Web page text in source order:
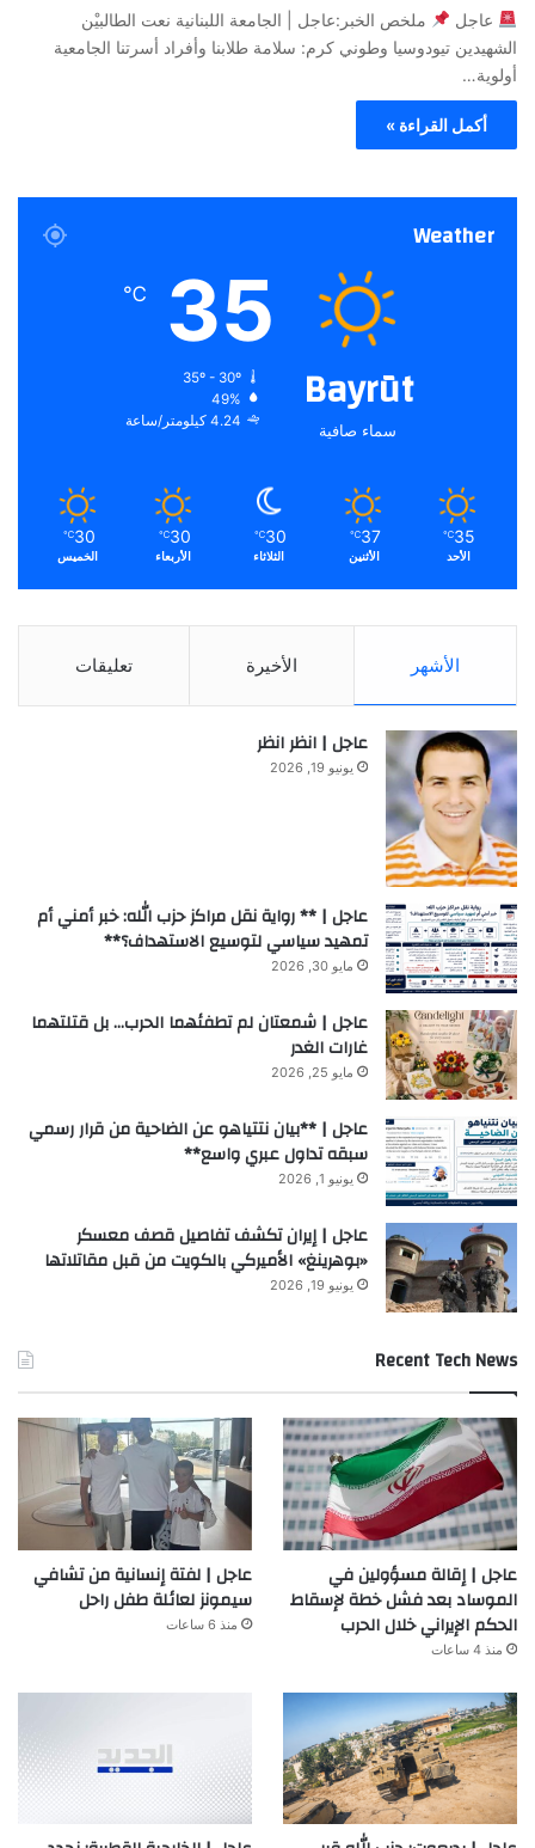
عاجل
ملخص الخبر:عاجل | الجامعة اللبنانية نعت الطالبيْن
الشهيدين تيودوسيا وطوني كرم: سلامة طلابنا وأفراد أسرتنا الجامعية
أولوية…
أكمل القراءة »
Weather
Bayrūt
سماء صافية
35
℃
35º - 30º
49%
4.24 كيلومتر/ساعة
35
℃
الأحد
37
℃
الأثنين
30
℃
الثلاثاء
30
℃
الأربعاء
30
℃
الخميس
الأشهر الأخيرة تعليقات
عاجل | انظر انظر
يونيو 19, 2026
عاجل | ** رواية نقل مراكز حزب الله: خبر أمني أم
تمهيد سياسي لتوسيع الاستهداف؟**
مايو 30, 2026
عاجل | شمعتان لم تطفئهما الحرب… بل قتلتهما
غارات الغدر
مايو 25, 2026
عاجل | **بيان نتتياهو عن الضاحية من قرار رسمي
سبقه تداول عبري واسع**
يونيو 1, 2026
عاجل | إيران تكشف تفاصيل قصف معسكر
«بوهرينغ» الأميركي بالكويت من قبل مقاتلاتها
يونيو 19, 2026
Recent Tech News
عاجل | إقالة مسؤولين في
الموساد بعد فشل خطة لإسقاط
الحكم الإيراني خلال الحرب
منذ 4 ساعات
عاجل | لفتة إنسانية من تشافي
سيمونز لعائلة طفل راحل
منذ 6 ساعات